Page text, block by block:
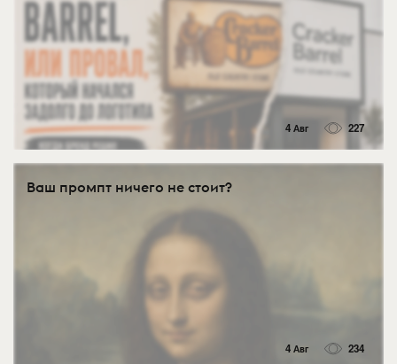
4 Авг 227
Ваш промпт ничего не стоит?
4 Авг 234